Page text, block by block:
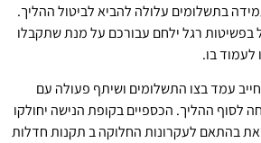
בתשלומים עלולה להביא לביטול ההליך.
בפשיטות רגל ילחם עבורכם על מנת שתקבלו
בו.
עמד בצו התשלומים ושיתף פעולה עם
לסוף ההליך. הכספיים בקופת הנישה יחולקו
בהתאם לעקרונות החלוקה ב תקנות חדלות